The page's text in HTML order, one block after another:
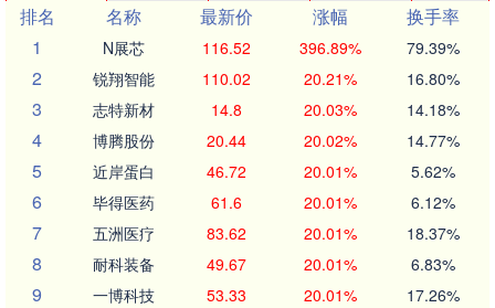
排名
名称 最新价 涨幅
换手率
1
N展芯 116.52 396.89% 79.39%
2 锐翔智能 110.02 20.21% 16.80%
3 志特新材 14.8 20.03% 14.18%
4 博腾股份 20.44 20.02% 14.77%
5 近岸蛋白 46.72 20.01% 5.62%
6 毕得医药 61.6 20.01% 6.12%
7 五洲医疗 83.62 20.01% 18.37%
8 耐科装备 49.67 20.01% 6.83%
9 一博科技 53.33 20.01% 17.26%